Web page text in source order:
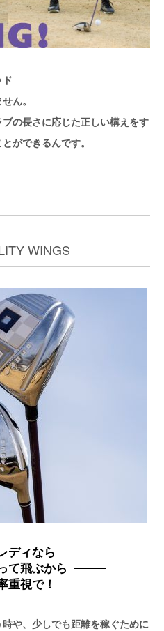
ん。
の長さに応じた正しい構えをす
ができるんです。
WINGS
ディなら
て飛ぶから
重視で！
や、少しでも距離を稼ぐために